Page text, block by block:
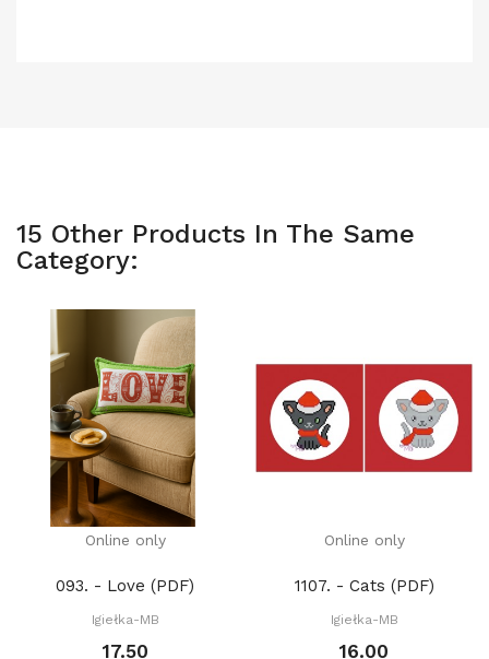
15 Other Products In The Same
Category:
Online only
093. - Love (PDF)
Igiełka-MB
17.50
Online only
1107. - Cats (PDF)
Igiełka-MB
16.00